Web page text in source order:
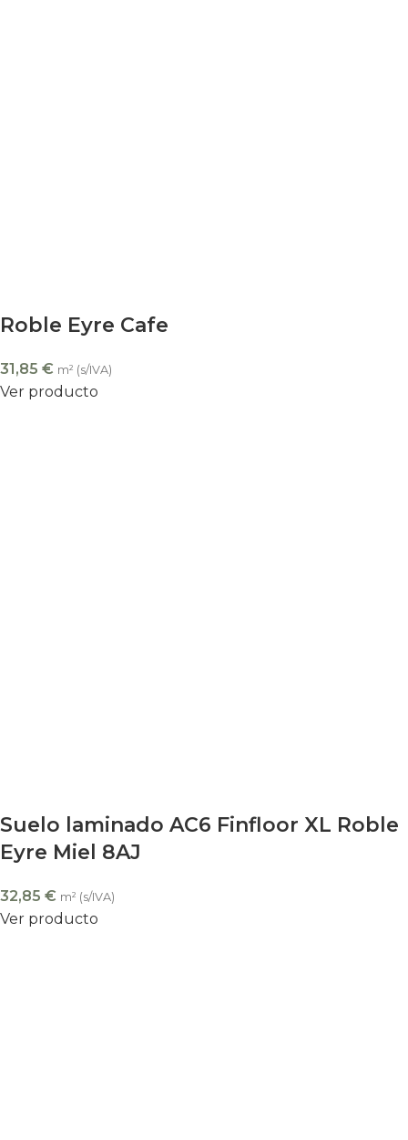
Roble Eyre Cafe
31,85 € m² (s/IVA)
Ver producto
Suelo laminado AC6 Finfloor XL Roble
Eyre Miel 8AJ
32,85 € m² (s/IVA)
Ver producto